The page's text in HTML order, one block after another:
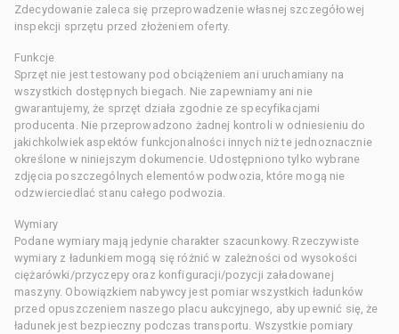
Zdecydowanie zaleca się przeprowadzenie własnej szczegółowej
inspekcji sprzętu przed złożeniem oferty.
Funkcje
Sprzęt nie jest testowany pod obciążeniem ani uruchamiany na
wszystkich dostępnych biegach. Nie zapewniamy ani nie
gwarantujemy, że sprzęt działa zgodnie ze specyfikacjami
producenta. Nie przeprowadzono żadnej kontroli w odniesieniu do
jakichkolwiek aspektów funkcjonalności innych niż te jednoznacznie
określone w niniejszym dokumencie. Udostępniono tylko wybrane
zdjęcia poszczególnych elementów podwozia, które mogą nie
odzwierciedlać stanu całego podwozia.
Wymiary
Podane wymiary mają jedynie charakter szacunkowy. Rzeczywiste
wymiary z ładunkiem mogą się różnić w zależności od wysokości
ciężarówki/przyczepy oraz konfiguracji/pozycji załadowanej
maszyny. Obowiązkiem nabywcy jest pomiar wszystkich ładunków
przed opuszczeniem naszego placu aukcyjnego, aby upewnić się, że
ładunek jest bezpieczny podczas transportu. Wszystkie pomiary